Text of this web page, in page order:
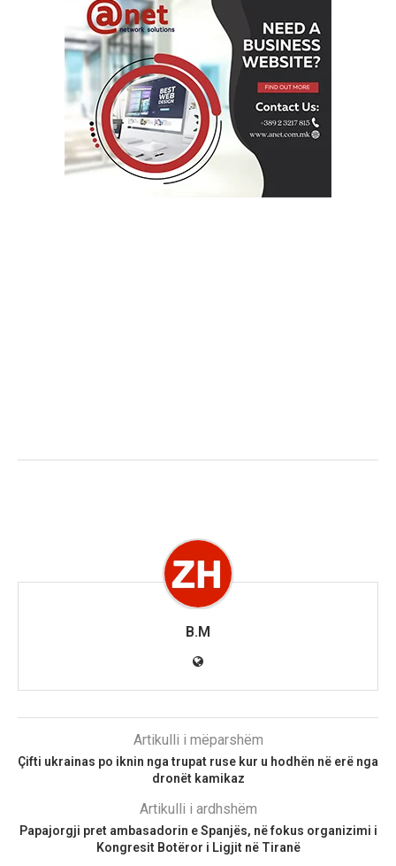
B.M
Artikulli i mëparshëm
Çifti ukrainas po iknin nga trupat ruse kur u hodhën në erë nga
dronët kamikaz
Artikulli i ardhshëm
Papajorgji pret ambasadorin e Spanjës, në fokus organizimi i
Kongresit Botëror i Ligjit në Tiranë